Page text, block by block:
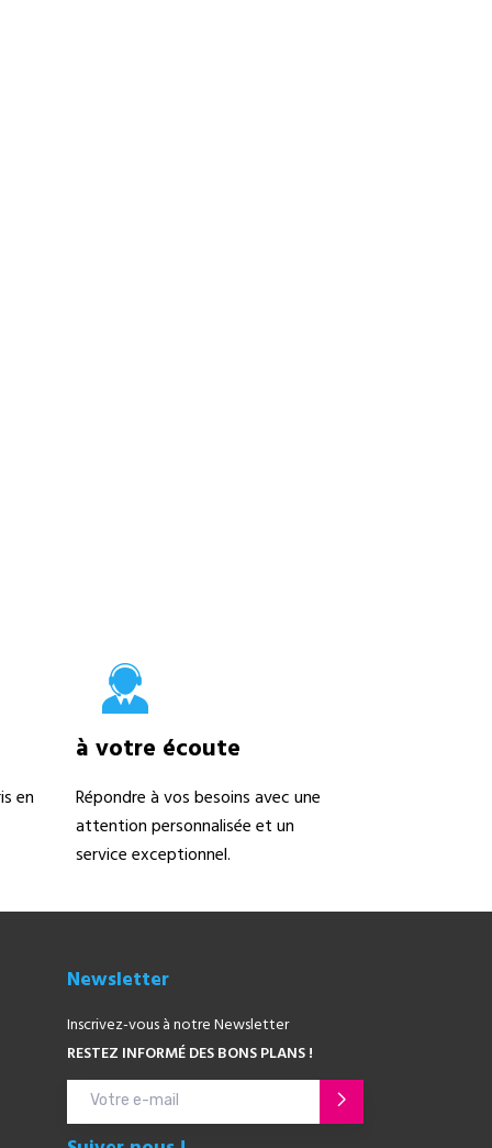
en
à votre écoute
Répondre à vos besoins avec une
attention personnalisée et un
service exceptionnel.
Newsletter
Inscrivez-vous à notre Newsletter
RESTEZ INFORMÉ DES BONS PLANS !